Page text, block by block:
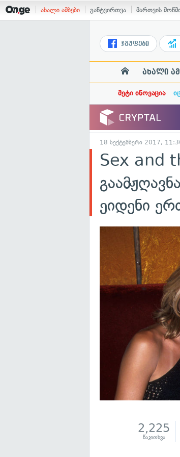
ახალი ამბები განტვირთვა მართვის
ჯგუფები
ახალი
მეტი ინოვაცია
18 სექტემბერი 2017,
Sex and
ეიდენი
2,225
წაკითხვა